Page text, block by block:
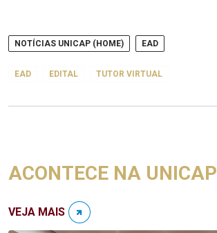
NOTÍCIAS UNICAP (HOME) EAD
EAD EDITAL TUTOR VIRTUAL
ACONTECE NA UNICAP
VEJA MAIS